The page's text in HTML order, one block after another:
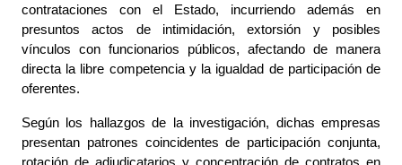
contrataciones con el Estado, incurriendo además en
presuntos actos de intimidación, extorsión y posibles
vínculos con funcionarios públicos, afectando de manera
directa la libre competencia y la igualdad de participación de
oferentes.
Según los hallazgos de la investigación, dichas empresas
presentan patrones coincidentes de participación conjunta,
rotación de adjudicatarios y concentración de contratos en